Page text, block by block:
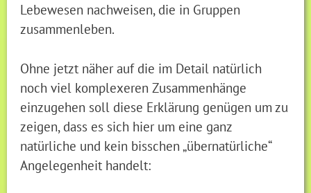
Lebewesen nachweisen, die in Gruppen
zusammenleben.
Ohne jetzt näher auf die im Detail natürlich
noch viel komplexeren Zusammenhänge
einzugehen soll diese Erklärung genügen um zu
zeigen, dass es sich hier um eine ganz
natürliche und kein bisschen „übernatürliche“
Angelegenheit handelt: